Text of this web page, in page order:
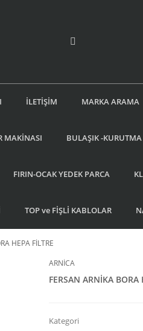
İLETİŞİM MARKA ARAMA
MAKİNASI BULAŞIK -KURUTMA
FIRIN-OCAK YEDEK PARCA
TOP ve FİŞLİ KABLOLAR
HEPA FİLTRE
ARNİCA
FERSAN ARNİKA BORA
Kategori